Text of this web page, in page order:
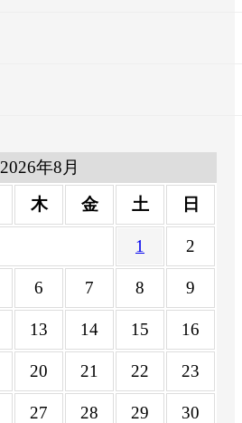
2026年8月
木 金 土 日
1 2
6 7 8 9
13 14 15 16
20 21 22 23
27 28 29 30